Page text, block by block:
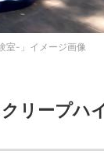
室-」イメージ画像
リープハ